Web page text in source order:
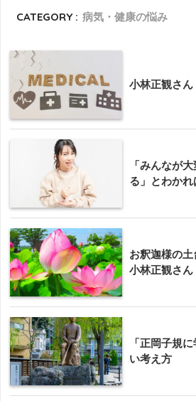
CATEGORY : 病気・健康の悩み
小林正観さ
「みんなが
る」とわか
お釈迦様の土
小林正観さん
「正岡子規
い考え方